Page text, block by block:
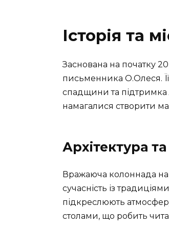
Історія та
Заснована на початку 20
письменника О.Олеся. Її
спадщини та підтримка
намагалися створити
Архітектура та
Вражаюча колоннада на
сучасність із
підкреслюють
столами, що робить